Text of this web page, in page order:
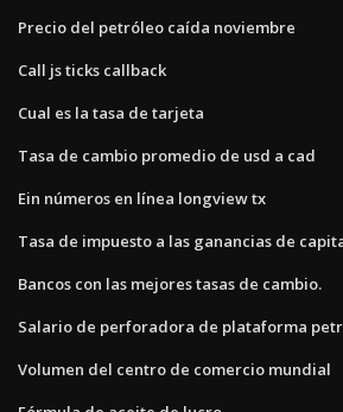
Precio del petróleo caída noviembre
Call js ticks callback
Cual es la tasa de tarjeta
Tasa de cambio promedio de usd a cad
Ein números en línea longview tx
Tasa de impuesto a las ganancias de
Bancos con las mejores tasas de cambio.
Salario de perforadora de plataforma
Volumen del centro de comercio mundial